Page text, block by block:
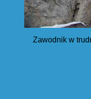
Zawodnik w